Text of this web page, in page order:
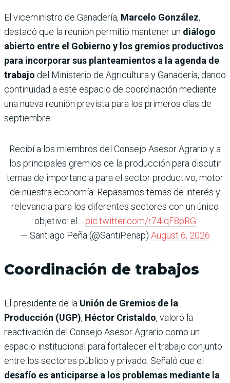
El viceministro de Ganadería, Marcelo González,
destacó que la reunión permitió mantener un diálogo
abierto entre el Gobierno y los gremios productivos
para incorporar sus planteamientos a la agenda de
trabajo del Ministerio de Agricultura y Ganadería, dando
continuidad a este espacio de coordinación mediante
una nueva reunión prevista para los primeros días de
septiembre.
Recibí a los miembros del Consejo Asesor Agrario y a
los principales gremios de la producción para discutir
temas de importancia para el sector productivo, motor
de nuestra economía. Repasamos temas de interés y
relevancia para los diferentes sectores con un único
objetivo: el… pic.twitter.com/r74iqF8pRG
— Santiago Peña (@SantiPenap) August 6, 2026
Coordinación de trabajos
El presidente de la Unión de Gremios de la
Producción (UGP), Héctor Cristaldo, valoró la
reactivación del Consejo Asesor Agrario como un
espacio institucional para fortalecer el trabajo conjunto
entre los sectores público y privado. Señaló que el
desafío es anticiparse a los problemas mediante la